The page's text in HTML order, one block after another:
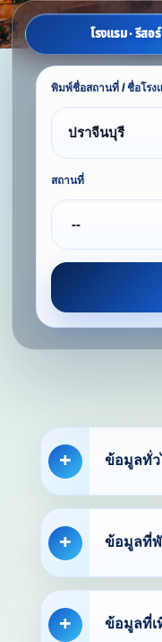
โรงแรม · รีสอ
พิมพ์ชื่อสถานที่ / ชื่อโรง
สถานที่
ข้อมูลทั่ว
ข้อมูลที่
ข้อมูลที่เ